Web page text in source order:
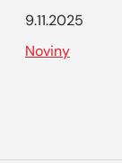
9.11.2025
Noviny